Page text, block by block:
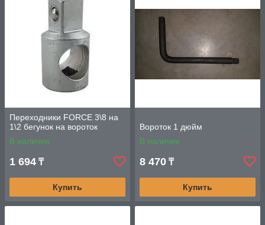
Переходники FORCE 3\8 на
1\2 бегунок на вороток
В наличии
1 694 ₸
Купить
Вороток 1 дюйм
В наличии
8 470 ₸
Купить